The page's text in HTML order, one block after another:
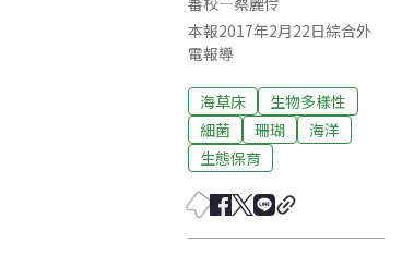
本報2017年2月22日綜合外
電報導
海草床
生物多樣性
細菌
珊瑚
海洋
生態保育